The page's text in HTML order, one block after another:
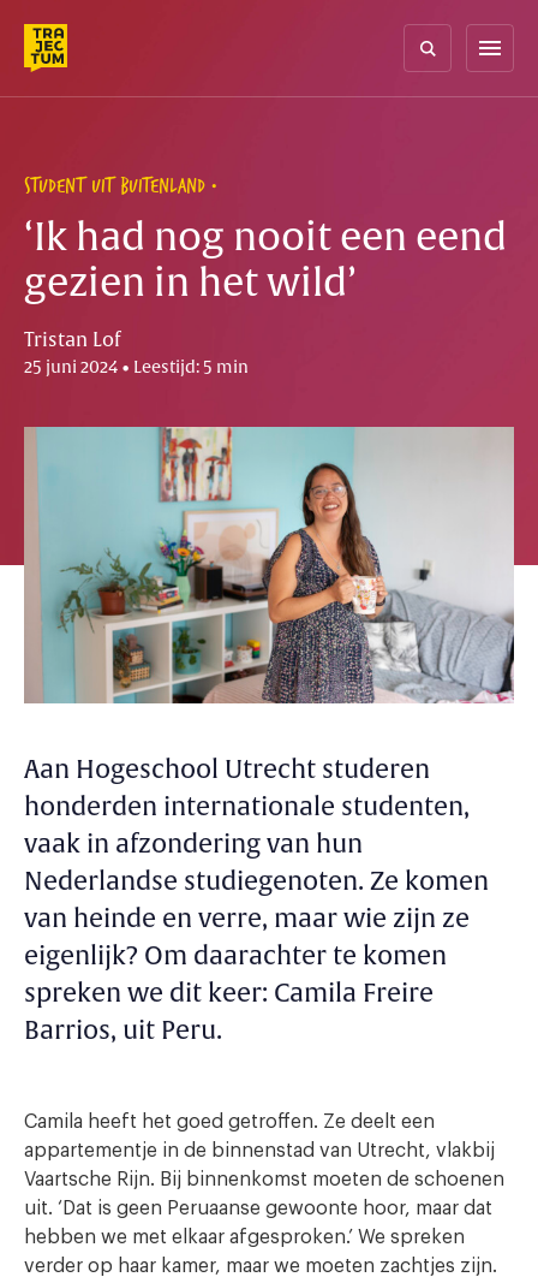
content
menu
STUDENT UIT BUITENLAND
‘Ik had nog nooit een eend
gezien in het wild’
Tristan Lof
25 juni 2024 • Leestijd: 5 min
Aan Hogeschool Utrecht studeren
honderden internationale studenten,
vaak in afzondering van hun
Nederlandse studiegenoten. Ze komen
van heinde en verre, maar wie zijn ze
eigenlijk? Om daarachter te komen
spreken we dit keer: Camila Freire
Barrios, uit Peru.
Camila heeft het goed getroffen. Ze deelt een
appartementje in de binnenstad van Utrecht, vlakbij
Vaartsche Rijn. Bij binnenkomst moeten de schoenen
uit. ‘Dat is geen Peruaanse gewoonte hoor, maar dat
hebben we met elkaar afgesproken.’ We spreken
verder op haar kamer, maar we moeten zachtjes zijn.